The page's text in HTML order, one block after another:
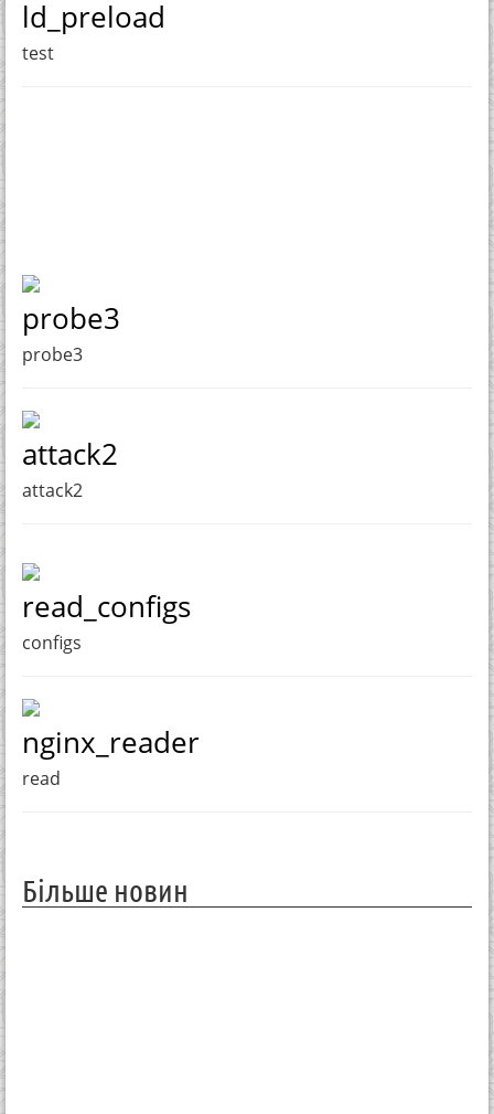
ld_preload
test
probe3
probe3
attack2
attack2
read_configs
configs
nginx_reader
read
Більше новин